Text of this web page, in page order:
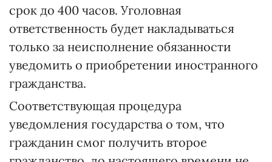
срок до 400 часов. Уголовная
ответственность будет накладываться
только за неисполнение обязанности
уведомить о приобретении иностранного
гражданства.
Соответствующая процедура
уведомления государства о том, что
гражданин смог получить второе